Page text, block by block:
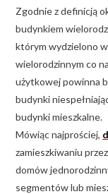
Zgodnie z definicją
budynkiem
którym wydzielono
wielorodzinnym co
użytkowej powinna
budynki
budynki mieszkalne.
Mówiąc najprościej,
zamieszkiwaniu
domów
segmentów lub